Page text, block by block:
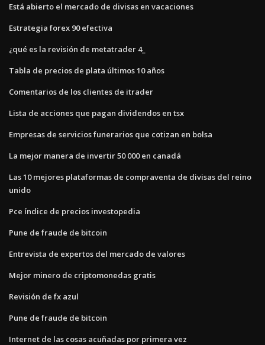
Está abierto el mercado de divisas en vacaciones
Estrategia forex 90 efectiva
¿qué es la revisión de metatrader 4_
Tabla de precios de plata últimos 10 años
Comentarios de los clientes de itrader
Lista de acciones que pagan dividendos en tsx
Empresas de servicios funerarios que cotizan en bolsa
La mejor manera de invertir 50 000 en canadá
Las 10 mejores plataformas de compraventa de divisas del reino
unido
Pce índice de precios investopedia
Pune de fraude de bitcoin
Entrevista de expertos del mercado de valores
Mejor minero de criptomonedas gratis
Revisión de fx azul
Pune de fraude de bitcoin
Internet de las cosas acuñadas por primera vez